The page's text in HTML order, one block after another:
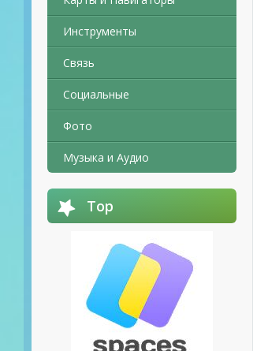
Инструменты
Связь
Социальные
Фото
Музыка и Аудио
Top